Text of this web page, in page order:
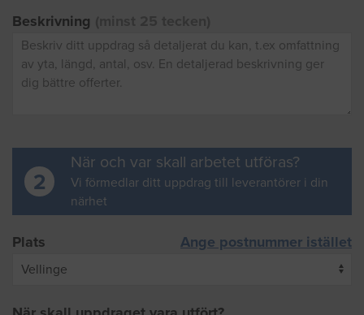
Beskrivning
2
När och var skall arbetet utföras?
Vi förmedlar ditt uppdrag till leverantörer i din
närhet
Plats Ange postnummer istället